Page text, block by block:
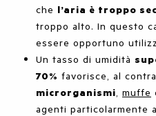
che l’aria è troppo
troppo alto. In questo
essere opportuno
Un tasso di umidità
70% favorisce, al
microrganismi, muffe
agenti particolarmente